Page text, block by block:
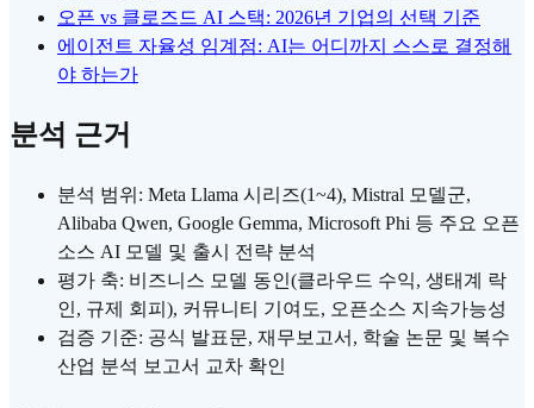
오픈 vs 클로즈드 AI 스택: 2026년 기업의 선택 기준
에이전트 자율성 임계점: AI는 어디까지 스스로 결정해
야 하는가
분석 근거
분석 범위: Meta Llama 시리즈(1~4), Mistral 모델군,
Alibaba Qwen, Google Gemma, Microsoft Phi 등 주요 오픈
소스 AI 모델 및 출시 전략 분석
평가 축: 비즈니스 모델 동인(클라우드 수익, 생태계 락
인, 규제 회피), 커뮤니티 기여도, 오픈소스 지속가능성
검증 기준: 공식 발표문, 재무보고서, 학술 논문 및 복수
산업 분석 보고서 교차 확인